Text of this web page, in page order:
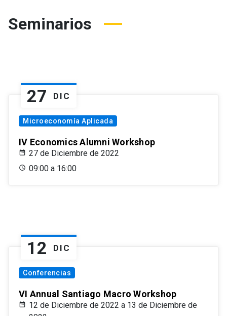
Seminarios
27 DIC
Microeconomía Aplicada
IV Economics Alumni Workshop
27 de Diciembre de 2022
09:00 a 16:00
12 DIC
Conferencias
VI Annual Santiago Macro Workshop
12 de Diciembre de 2022 a 13 de Diciembre de